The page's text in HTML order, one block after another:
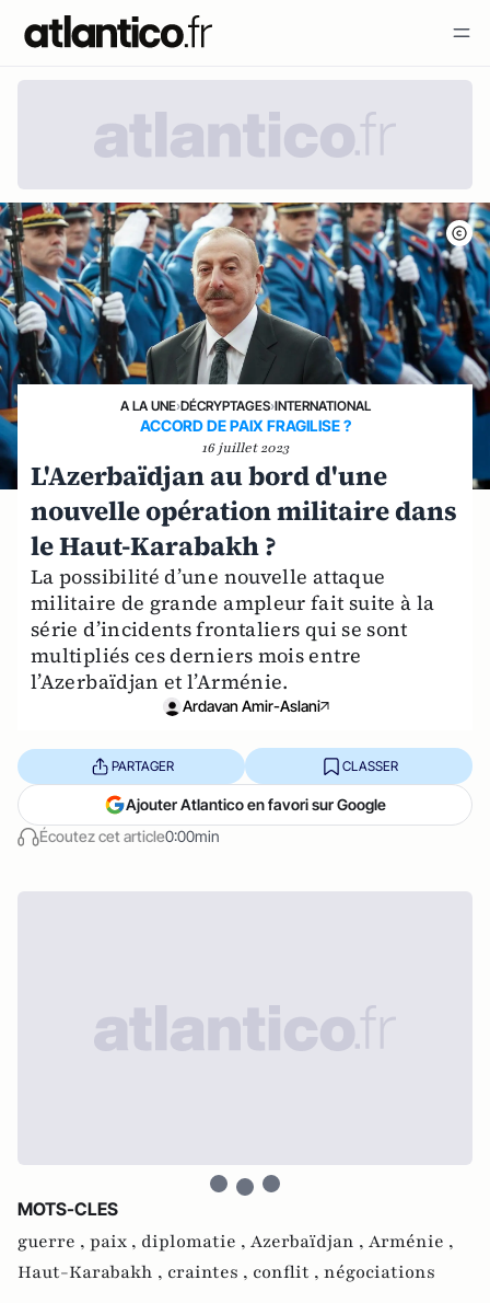
A LA UNE›DÉCRYPTAGES›INTERNATIONAL
ACCORD DE PAIX FRAGILISE ?
16 juillet 2023
L'Azerbaïdjan au bord d'une
nouvelle opération militaire dans
le Haut-Karabakh ?
La possibilité d’une nouvelle attaque
militaire de grande ampleur fait suite à la
série d’incidents frontaliers qui se sont
multipliés ces derniers mois entre
l’Azerbaïdjan et l’Arménie.
Ardavan Amir-Aslani
Écoutez cet article0:00min
PARTAGER CLASSER
Ajouter Atlantico en favori sur Google
MOTS-CLES
guerre , paix , diplomatie , Azerbaïdjan , Arménie ,
Haut-Karabakh , craintes , conflit , négociations